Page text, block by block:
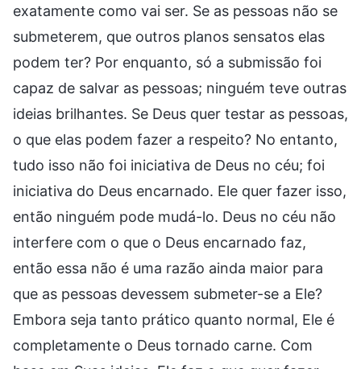
exatamente como vai ser. Se as pessoas não se
submeterem, que outros planos sensatos elas
podem ter? Por enquanto, só a submissão foi
capaz de salvar as pessoas; ninguém teve outras
ideias brilhantes. Se Deus quer testar as pessoas,
o que elas podem fazer a respeito? No entanto,
tudo isso não foi iniciativa de Deus no céu; foi
iniciativa do Deus encarnado. Ele quer fazer isso,
então ninguém pode mudá-lo. Deus no céu não
interfere com o que o Deus encarnado faz,
então essa não é uma razão ainda maior para
que as pessoas devessem submeter-se a Ele?
Embora seja tanto prático quanto normal, Ele é
completamente o Deus tornado carne. Com